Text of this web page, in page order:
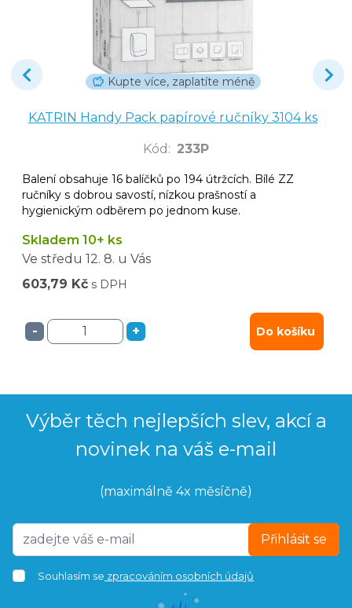
Kupte více, zaplatíte méně
KATRIN Handy Pack papírové ručníky 3104 ks
Kód : 233P
Balení obsahuje 16 balíčků po 194 útržcích. Bílé ZZ
ručníky s dobrou savostí, nízkou prašností a
hygienickým odběrem po jednom kuse.
Skladem 10+ ks
Ve středu 12. 8. u Vás
603,79 Kč s DPH
- + Do košíku
Výběr těch nejlepších slev, akcí a
novinek na váš e-mail
(maximálně 4x měsíčně)
Přihlásit se
Souhlasím se zpracováním osobních údajů